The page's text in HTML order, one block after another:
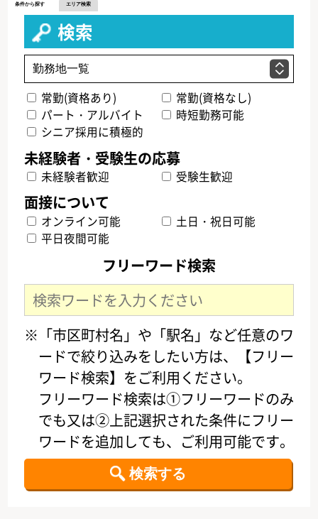
条件から探す エリア検索
検索
常勤(資格あり)
常勤(資格なし)
パート・アルバイト
時短勤務可能
シニア採用に積極的
未経験者歓迎 受験生歓迎
オンライン可能
土日・祝日可能
平日夜間可能
フリーワード検索
※「市区町村名」や「駅名」など任意のワ
ードで絞り込みをしたい方は、【フリー
ワード検索】をご利用ください。
フリーワード検索は①フリーワードのみ
でも又は②上記選択された条件にフリー
ワードを追加しても、ご利用可能です。